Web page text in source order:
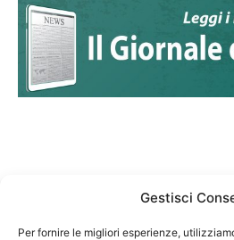
Gestisci
Per fornire le migliori esperienze,